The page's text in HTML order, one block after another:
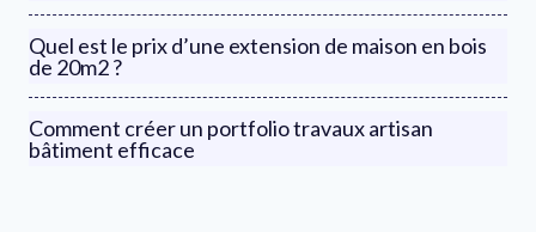
Quel est le prix d’une extension de maison en bois
de 20m2 ?
Comment créer un portfolio travaux artisan
bâtiment efficace